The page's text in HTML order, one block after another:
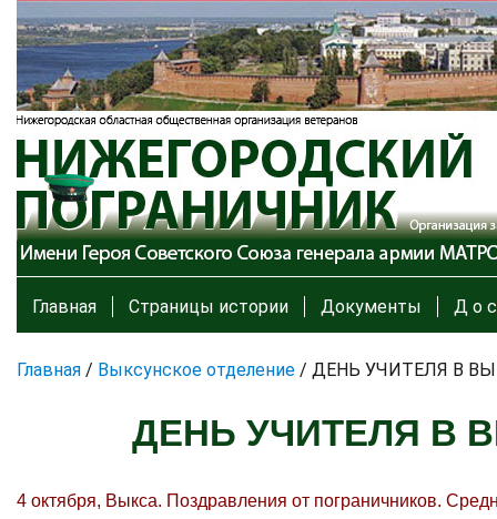
Главная Страницы истории Документы Д о с
Главная / Выксунское отделение / ДЕНЬ УЧИТЕЛЯ В
ДЕНЬ УЧИТЕЛЯ В
4 октября, Выкса. Поздравления от пограничников.